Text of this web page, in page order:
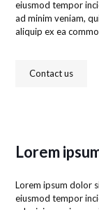
eiusmod tempor
ad minim veniam,
aliquip ex ea
Contact us
Lorem
Lorem ipsum dolor
eiusmod tempor